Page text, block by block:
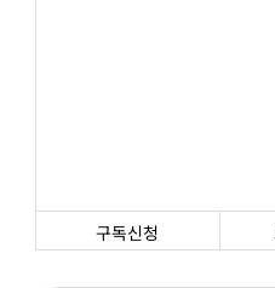
구독신청